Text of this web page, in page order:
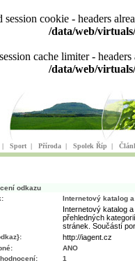
session cookie - headers
/data/web/
cache limiter -
/data/web/
| Sport | Příroda | Spolek Říp |
odkazu
Internetový katalog
Internetový katalog
přehledných
stránek. Součástí
http://iagent.cz
ANO
1